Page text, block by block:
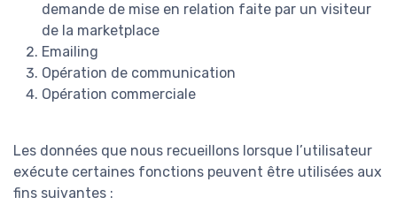
demande de mise en relation faite par un visiteur
de la marketplace
Emailing
Opération de communication
Opération commerciale
Les données que nous recueillons lorsque l’utilisateur
exécute certaines fonctions peuvent être utilisées aux
fins suivantes :